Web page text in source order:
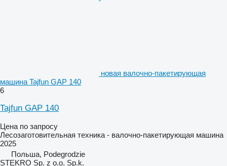
новая валочно-пакетирующая
машина Tajfun GAP 140
6
Tajfun GAP 140
Цена по запросу
Лесозаготовительная техника - валочно-пакетирующая машина
2025
Польша, Podegrodzie
STEKRO Sp. z o.o. Sp.k.